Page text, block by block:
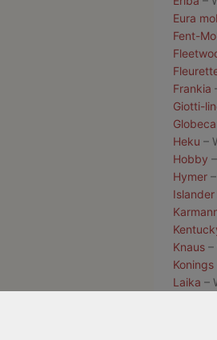
Eura
Fent-
Frankia
Giotti-
Heku –
Hobby
Hymer
Islander
Knaus –
Konings
Laika –